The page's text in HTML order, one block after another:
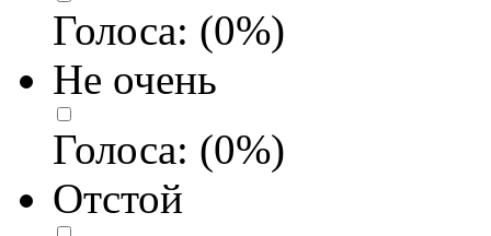
Голоса: (0%)
Не очень
Голоса: (0%)
Отстой